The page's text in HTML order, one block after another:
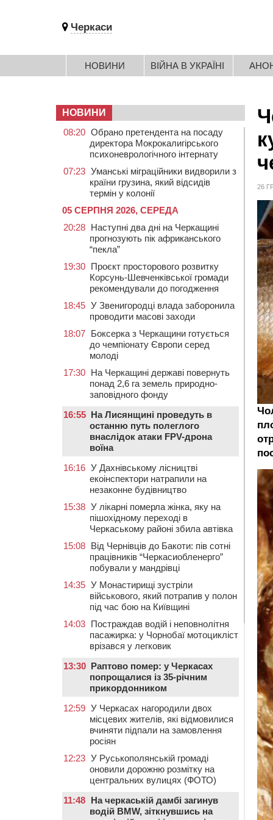
Черкаси
НОВИНИ ВІЙНА В УКРАЇНІ
26
НОВИНИ
08:20 Обрано претендента на посаду
директора Мокрокалигірського
психоневрологічного інтернату
07:23 Уманські міграційники видворили з
країни грузина, який відсидів
термін у колонії
05 СЕРПНЯ 2026, СЕРЕДА
20:28 Наступні два дні на Черкащині
прогнозують пік африканського
“пекла”
19:30 Проєкт просторового розвитку
Корсунь-Шевченківської громади
рекомендували до погодження
18:45 У Звенигородці влада заборонила
проводити масові заходи
18:07 Боксерка з Черкащини готується
до чемпіонату Європи серед
молоді
17:30 На Черкащині державі повернуть
понад 2,6 га земель природно-
заповідного фонду
16:55 На Лисянщині проведуть в
останню путь полеглого
внаслідок атаки FPV-дрона
воїна
16:16 У Дахнівському лісництві
екоінспектори натрапили на
незаконне будівництво
15:38 У лікарні померла жінка, яку на
пішохідному переході в
Черкаському районі збила автівка
15:08 Від Чернівців до Бакоти: пів сотні
працівників “Черкасиобленерго”
побували у мандрівці
14:35 У Монастирищі зустріли
військового, який потрапив у полон
під час бою на Київщині
14:03 Постраждав водій і неповнолітня
пасажирка: у Чорнобаї мотоцикліст
врізався у легковик
13:30 Раптово помер: у Черкасах
попрощалися із 35-річним
прикордонником
12:59 У Черкасах нагородили двох
місцевих жителів, які відмовилися
вчиняти підпали на замовлення
росіян
12:23 У Руськополянській громаді
оновили дорожню розмітку на
центральних вулицях (ФОТО)
11:48 На черкаській дамбі загинув
водій BMW, зіткнувшись на